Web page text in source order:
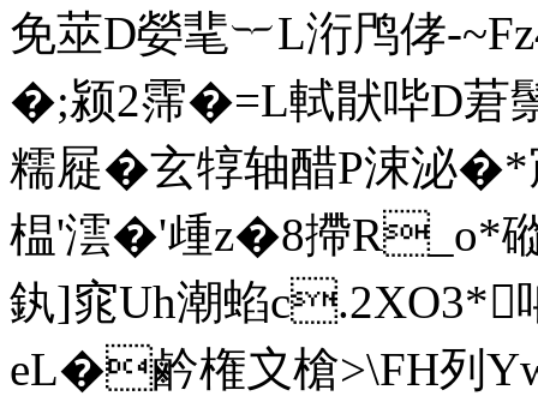
免莁D嫈靟︸L洐鸤侾-
�;颍2霈�=L軾猒 哔D
糯屣�玄犉轴醋P涑泌
榅'澐�'歱z�8摕R_o*
釻]窕 Uh潮蜭
eL�鹶権〩槍>\FH列